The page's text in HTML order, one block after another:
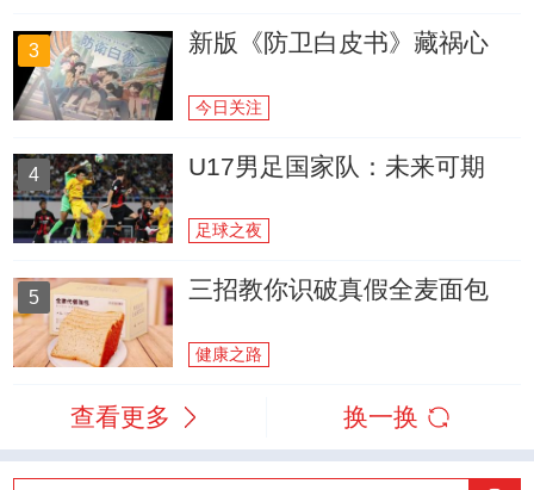
3 新版《防卫白皮书》藏祸心
今日关注
4 U17男足国家队：未来可期
足球之夜
5 三招教你识破真假全麦面包
健康之路
查看更多 换一换